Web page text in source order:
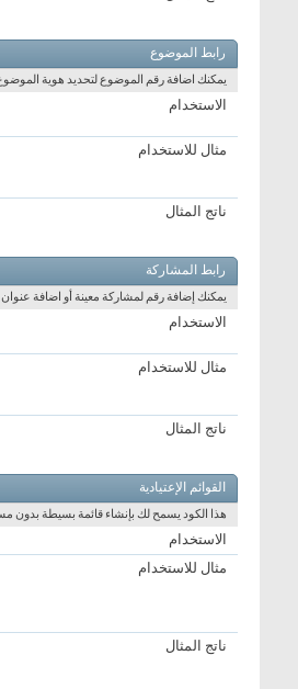
رابط الموضوع
يمكنك اضافة رقم الموضوع لتحديد هوية
الاستخدام
مثال للاستخدام
ناتج المثال
رابط المشاركة
يمكنك إضافة رقم لمشاركة معينة أو اضافة
الاستخدام
مثال للاستخدام
ناتج المثال
القوائم الإعتيادية
هذا الكود يسمح لك بإنشاء قائمة بسيطة بدون
الاستخدام
مثال للاستخدام
ناتج المثال